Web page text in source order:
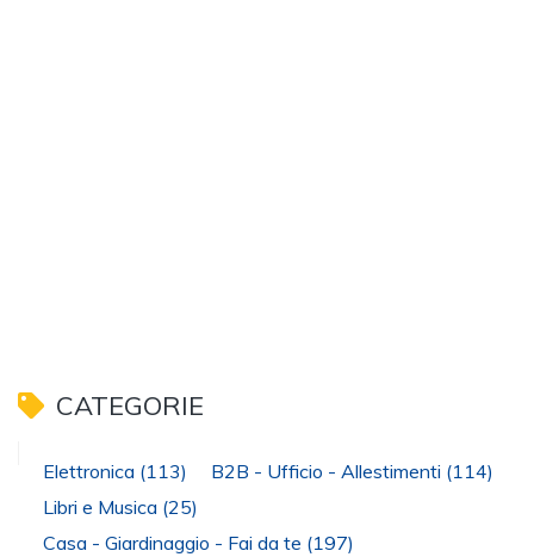
CATEGORIE
Elettronica (113) B2B - Ufficio - Allestimenti (114)
Libri e Musica (25)
Casa - Giardinaggio - Fai da te (197)